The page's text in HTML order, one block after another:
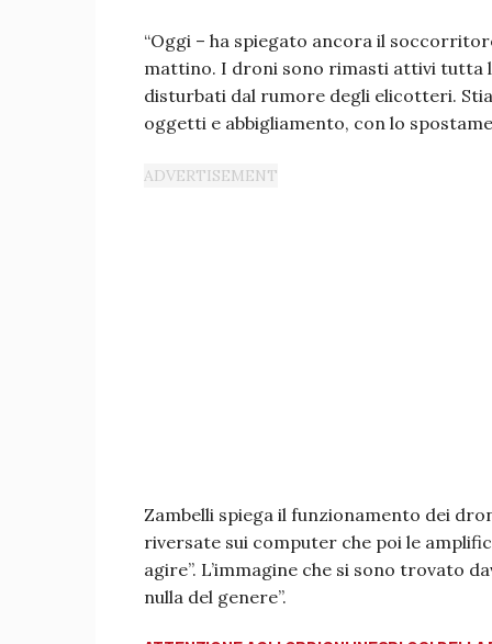
“Oggi – ha spiegato ancora il
mattino. I droni sono rimasti attivi tutta
disturbati dal rumore degli elicotteri.
oggetti e abbigliamento, con lo
Zambelli spiega il funzionamento dei
riversate sui computer che poi le
agire”. L’immagine che si sono trovato
nulla del genere”.